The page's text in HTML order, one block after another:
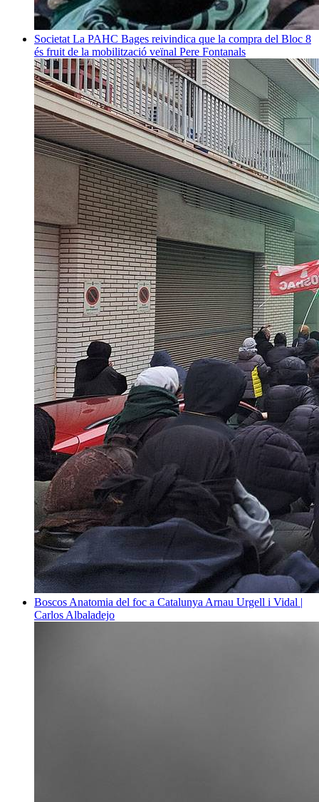
Societat La PAHC Bages reivindica que la compra del Bloc 8
és fruit de la mobilització veïnal Pere Fontanals
Boscos Anatomia del foc a Catalunya Arnau Urgell i Vidal |
Carlos Albaladejo